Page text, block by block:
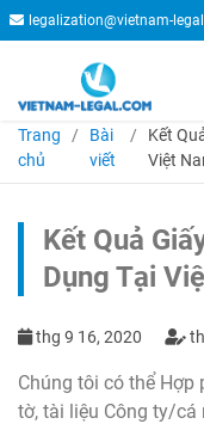
legalization@vietnam-
Trang
chủ
Bài
viết
Kết
Việt
Kết Quả
Dụng Tại
thg 9 16, 2020
Chúng tôi có thể
tờ, tài liệu Công ty/